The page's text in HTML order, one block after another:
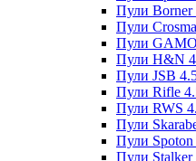
Пули
Пули
Пули
Пули H&N
Пули JSB
Пули Rifle
Пули RWS
Пули
Пули
Пули